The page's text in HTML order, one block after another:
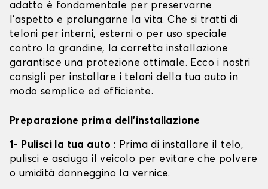
adatto è fondamentale per preservarne
l'aspetto e prolungarne la vita. Che si tratti di
teloni per interni, esterni o per uso speciale
contro la grandine, la corretta installazione
garantisce una protezione ottimale. Ecco i nostri
consigli per installare i teloni della tua auto in
modo semplice ed efficiente.
Preparazione prima dell'installazione
1- Pulisci la tua auto: Prima di installare il telo,
pulisci e asciuga il veicolo per evitare che polvere
o umidità danneggino la vernice.